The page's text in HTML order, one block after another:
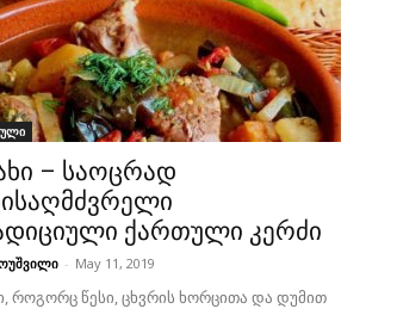
– საოცრად
ქართული კერძი
- May 11, 2019
როგორც წესი, ცხვრის ხორცითა და დუმით